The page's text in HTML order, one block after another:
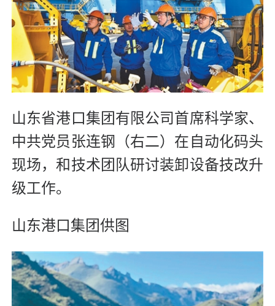
山东省港口集团有限公司首席科学家、
中共党员张连钢（右二）在自动化码头
现场，和技术团队研讨装卸设备技改升
级工作。
山东港口集团供图